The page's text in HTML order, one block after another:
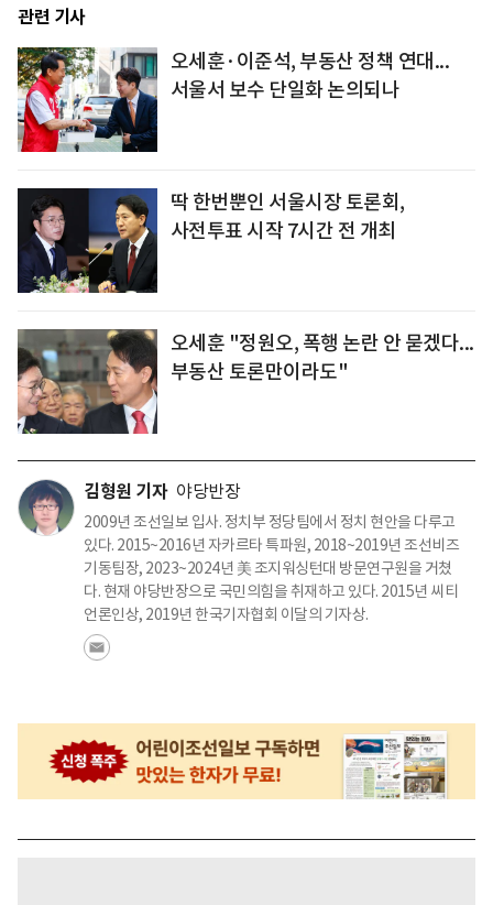
관련 기사
오세훈·이준석, 부동산 정책 연대...
서울서 보수 단일화 논의되나
딱 한번뿐인 서울시장 토론회,
사전투표 시작 7시간 전 개최
오세훈 "정원오, 폭행 논란 안 묻겠다...
부동산 토론만이라도"
김형원 기자 야당반장
2009년 조선일보 입사. 정치부 정당팀에서 정치 현안을 다루고
있다. 2015~2016년 자카르타 특파원, 2018~2019년 조선비즈
기동팀장, 2023~2024년 美 조지워싱턴대 방문연구원을 거쳤
다. 현재 야당반장으로 국민의힘을 취재하고 있다. 2015년 씨티
언론인상, 2019년 한국기자협회 이달의 기자상.